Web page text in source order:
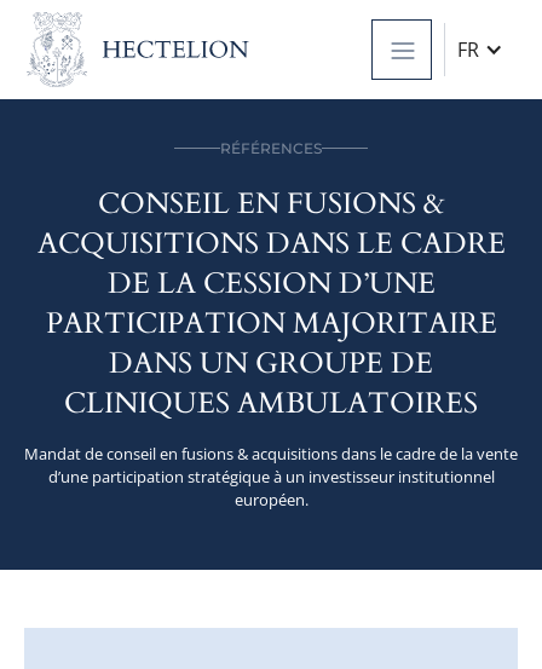
FR
RÉFÉRENCES
CONSEIL EN FUSIONS &
ACQUISITIONS DANS LE CADRE
DE LA CESSION D’UNE
PARTICIPATION MAJORITAIRE
DANS UN GROUPE DE
CLINIQUES AMBULATOIRES
Mandat de conseil en fusions & acquisitions dans le cadre de la vente
d’une participation stratégique à un investisseur institutionnel
européen.